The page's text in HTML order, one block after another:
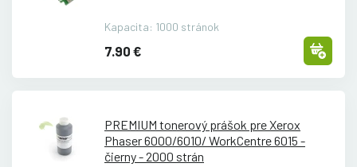
Kapacita: 1000 stránok
7.90 €
PREMIUM tonerový prášok pre Xerox
Phaser 6000/6010/ WorkCentre 6015 -
čierny - 2000 strán